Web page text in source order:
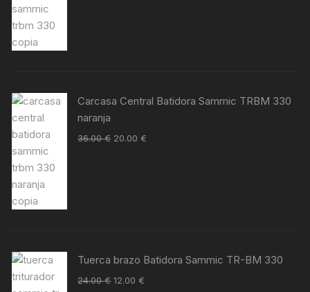
Carcasa Central Batidora Sammic TRBM 330
naranja
36.00€ 20.00 €
Tuerca brazo Batidora Sammic TR-BM 330
24.00€ 12.00 €